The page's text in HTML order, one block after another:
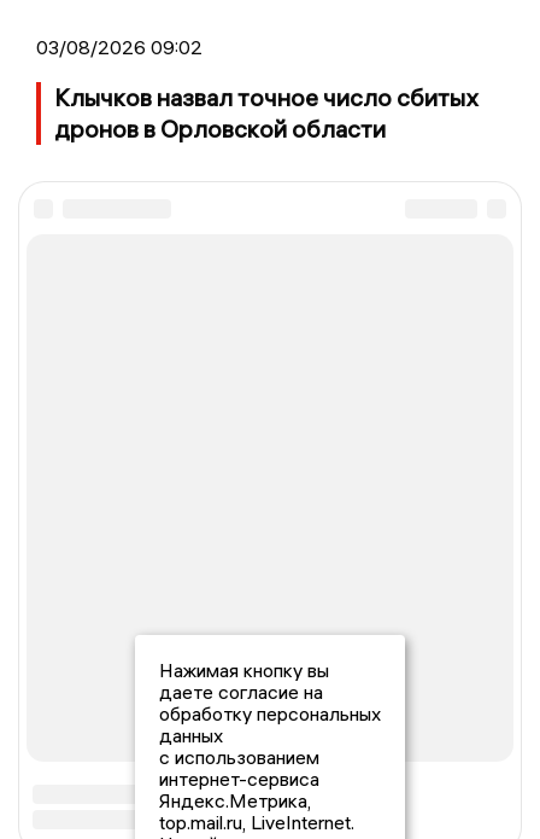
03/08/2026 09:02
Клычков назвал точное число сбитых
дронов в Орловской области
Нажимая кнопку вы
даете согласие на
обработку персональных
данных
с использованием
интернет-сервиса
Яндекс.Метрика,
top.mail.ru, LiveInternet.